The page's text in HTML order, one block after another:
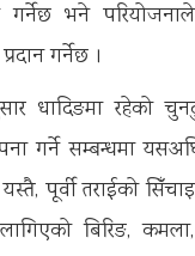
गर्नेछ भने
गर्नेछ ।
धादिङमा रहेको
गर्ने सम्बन्धमा
पूर्वी तराईको
लागिएको बिरिङ,